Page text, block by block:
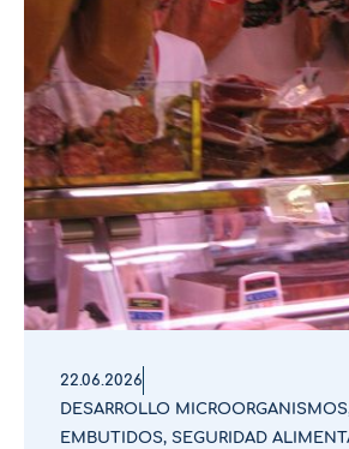
22.06.2026
DESARROLLO MICROORGANISMOS
EMBUTIDOS, SEGURIDAD